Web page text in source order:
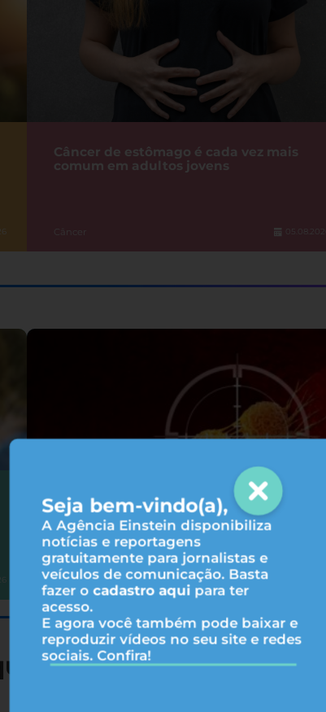
Seja bem-vindo(a),
A Agência Einstein disponibiliza
notícias e reportagens
gratuitamente para jornalistas e
veículos de comunicação. Basta
fazer ocadastro aqui para ter
acesso.
E agora você também pode baixar e
reproduzir vídeos no seu site e redes
sociais. Confira!
Câncer de estômago é cada vez mais
comum em adultos jovens
Câncer 05.08.2026
Como as terapias-alvo agem no
tratamento do câncer?
Oncologia
nutricional de 19